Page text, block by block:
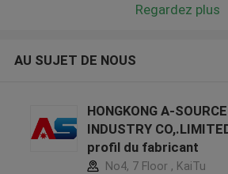
Regardez plus
AU SUJET DE NOUS
HONGKONG A-SOURCE
INDUSTRY
profil du fabricant
No4, 7 Floor , KaiTu